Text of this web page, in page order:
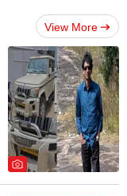
View More